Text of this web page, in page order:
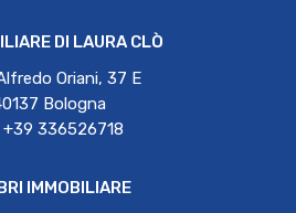
DI LAURA CLÒ
Oriani, 37 E
Bologna
+39 336526718
IMMOBILIARE